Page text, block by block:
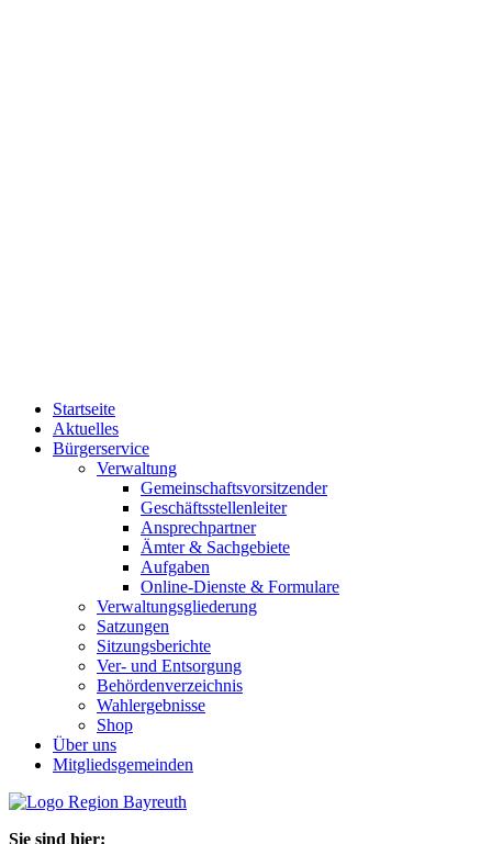
Startseite
Aktuelles
Bürgerservice
Verwaltung
Gemeinschaftsvorsitzender
Geschäftsstellenleiter
Ansprechpartner
Ämter & Sachgebiete
Aufgaben
Online-Dienste & Formulare
Verwaltungsgliederung
Satzungen
Sitzungsberichte
Ver- und Entsorgung
Behördenverzeichnis
Wahlergebnisse
Shop
Über uns
Mitgliedsgemeinden
Sie sind hier: